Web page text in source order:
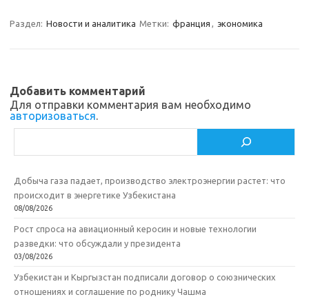
a
kl
ik
i
o а
ь
Раздел: Новости и аналитика Метки: франция , экономика
Добавить комментарий
Для отправки комментария вам необходимо
авторизоваться.
Добыча газа падает, производство электроэнергии растет: что
происходит в энергетике Узбекистана
08/08/2026
Рост спроса на авиационный керосин и новые технологии
разведки: что обсуждали у президента
03/08/2026
Узбекистан и Кыргызстан подписали договор о союзнических
отношениях и соглашение по роднику Чашма